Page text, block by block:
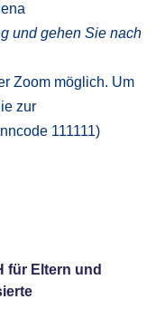
und gehen Sie nach
Zoom möglich. Um
zur
111111)
für Eltern und